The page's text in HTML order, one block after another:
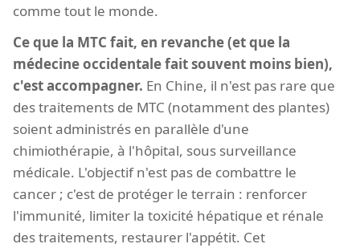
comme tout le monde.
Ce que la MTC fait, en revanche (et que la
médecine occidentale fait souvent moins bien),
c'est accompagner. En Chine, il n'est pas rare que
des traitements de MTC (notamment des plantes)
soient administrés en parallèle d'une
chimiothérapie, à l'hôpital, sous surveillance
médicale. L'objectif n'est pas de combattre le
cancer ; c'est de protéger le terrain : renforcer
l'immunité, limiter la toxicité hépatique et rénale
des traitements, restaurer l'appétit. Cet